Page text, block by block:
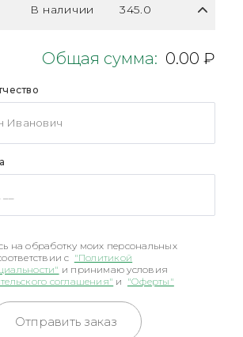
В наличии 345.0
Общая сумма: 0.00 ₽
на обработку моих персональных
с "Политикой
и принимаю условия
соглашения" и "Оферты"
Отправить заказ